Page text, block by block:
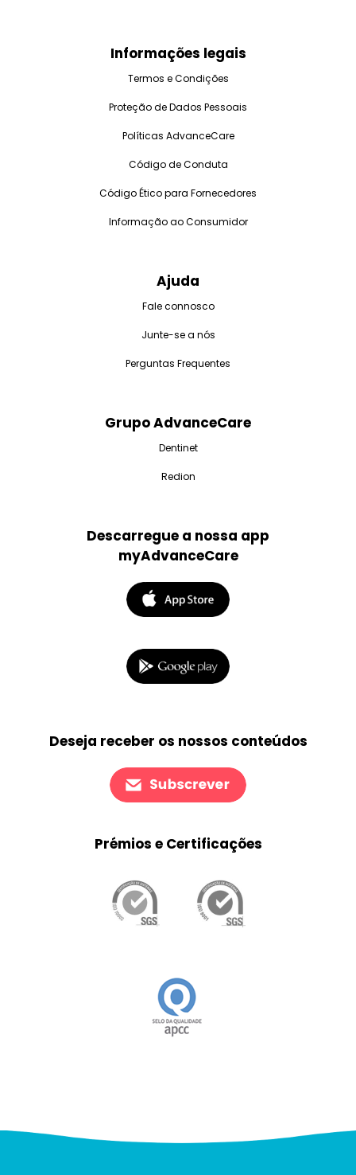
Informações legais
Termos e Condições
Proteção de Dados Pessoais
Políticas AdvanceCare
Código de Conduta
Código Ético para Fornecedores
Informação ao Consumidor
Ajuda
Fale connosco
Junte-se a nós
Perguntas Frequentes
Grupo AdvanceCare
Dentinet
Redion
Descarregue a nossa app
myAdvanceCare
Deseja receber os nossos conteúdos
Prémios e Certificações